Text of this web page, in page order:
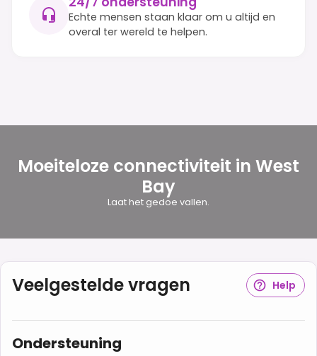
Echte mensen staan klaar om u altijd en
overal ter wereld te helpen.
Moeiteloze connectiviteit in West
Bay
Laat het gedoe vallen.
Veelgestelde vragen Help
Ondersteuning